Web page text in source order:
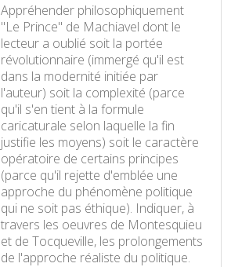
Appréhender philosophiquement
"Le Prince" de Machiavel dont le
lecteur a oublié soit la portée
révolutionnaire (immergé qu'il est
dans la modernité initiée par
l'auteur) soit la complexité (parce
qu'il s'en tient à la formule
caricaturale selon laquelle la fin
justifie les moyens) soit le caractère
opératoire de certains principes
(parce qu'il rejette d'emblée une
approche du phénomène politique
qui ne soit pas éthique). Indiquer, à
travers les oeuvres de Montesquieu
et de Tocqueville, les prolongements
de l'approche réaliste du politique.